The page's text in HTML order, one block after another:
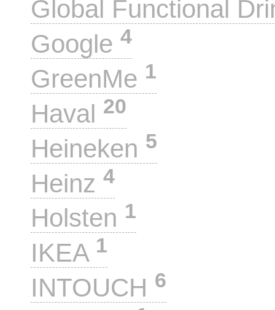
Global Functional
Google 4
GreenMe 1
Haval 20
Heineken 5
Heinz 4
Holsten 1
IKEA 1
INTOUCH 6